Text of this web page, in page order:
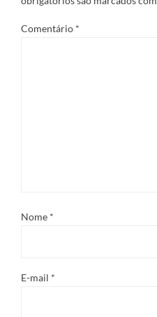
Comentário *
Nome *
E-mail *